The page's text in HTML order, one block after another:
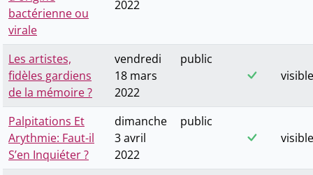
bactérienne ou
virale
2022
Les artistes,
fidèles gardiens
de la mémoire ?
vendredi
18 mars
2022
public
visible
Palpitations Et
Arythmie: Faut-il
S’en Inquiéter ?
dimanche
3 avril
2022
public
visible